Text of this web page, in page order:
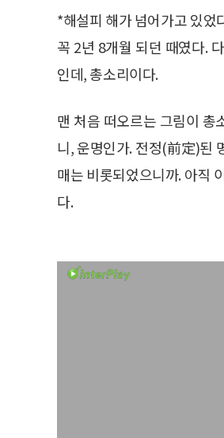
*해설피 해가 넘어가고 있었
꼭 2년 8개월 되던 때였다.
인데, 총소리이다.
맨 처음 떠오르는 그림이 총
니, 운명인가. 전정(前定)된
매는 비롯되었으니까. 아직
다.